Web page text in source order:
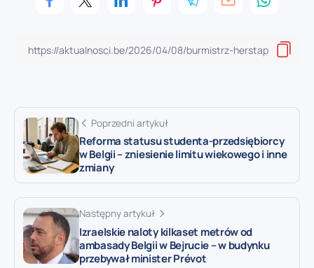
Poprzedni artykuł
Reforma statusu studenta-przedsiębiorcy
w Belgii – zniesienie limitu wiekowego i inne
zmiany
Następny artykuł
Izraelskie naloty kilkaset metrów od
ambasady Belgii w Bejrucie – w budynku
przebywał minister Prévot